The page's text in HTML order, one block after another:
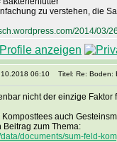
zu verstehen, die
2014/03/
06:10 Titel: Re: Boden:
nicht der einzige
auch
Beitrag zum Thema:
documents/sum-feld-